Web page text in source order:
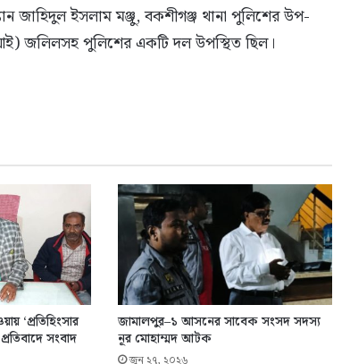
জাহিদুল ইসলাম মঞ্জু, বকশীগঞ্জ থানা পুলিশের উপ-
জলিলসহ পুলিশের একটি দল উপস্থিত ছিল।
‘প্রতিহিংসার
সংবাদ
জামালপুর–১ আসনের সাবেক সংসদ সদস্য
নূর মোহাম্মদ আটক